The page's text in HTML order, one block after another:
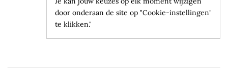
door onderaan de site op "Cookie-instellingen"
te klikken."